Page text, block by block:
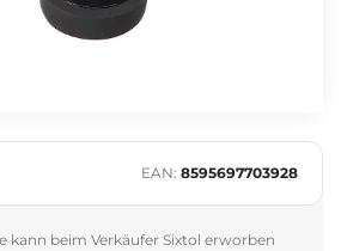
EAN: 8595697703928
kann beim Verkäufer Sixtol erworben